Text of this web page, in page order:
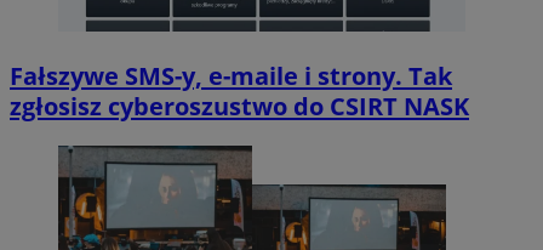
Fałszywe SMS-y, e-maile i strony. Tak
zgłosisz cyberoszustwo do CSIRT NASK